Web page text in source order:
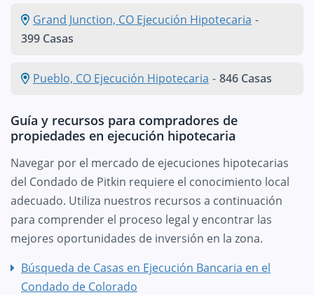
Grand Junction, CO Ejecución Hipotecaria -
399 Casas
Pueblo, CO Ejecución Hipotecaria - 846 Casas
Guía y recursos para compradores de
propiedades en ejecución hipotecaria
Navegar por el mercado de ejecuciones hipotecarias
del Condado de Pitkin requiere el conocimiento local
adecuado. Utiliza nuestros recursos a continuación
para comprender el proceso legal y encontrar las
mejores oportunidades de inversión en la zona.
Búsqueda de Casas en Ejecución Bancaria en el
Condado de Colorado